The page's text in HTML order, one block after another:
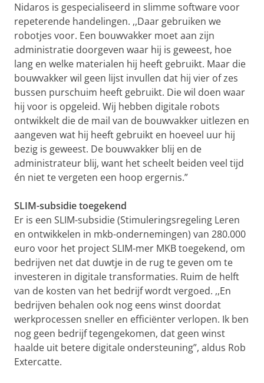
Nidaros is gespecialiseerd in slimme software voor
repeterende handelingen. ,,Daar gebruiken we
robotjes voor. Een bouwvakker moet aan zijn
administratie doorgeven waar hij is geweest, hoe
lang en welke materialen hij heeft gebruikt. Maar die
bouwvakker wil geen lijst invullen dat hij vier of zes
bussen purschuim heeft gebruikt. Die wil doen waar
hij voor is opgeleid. Wij hebben digitale robots
ontwikkelt die de mail van de bouwvakker uitlezen en
aangeven wat hij heeft gebruikt en hoeveel uur hij
bezig is geweest. De bouwvakker blij en de
administrateur blij, want het scheelt beiden veel tijd
én niet te vergeten een hoop ergernis.”
SLIM-subsidie toegekend
Er is een SLIM-subsidie (Stimuleringsregeling Leren
en ontwikkelen in mkb-ondernemingen) van 280.000
euro voor het project SLIM-mer MKB toegekend, om
bedrijven net dat duwtje in de rug te geven om te
investeren in digitale transformaties. Ruim de helft
van de kosten van het bedrijf wordt vergoed. ,,En
bedrijven behalen ook nog eens winst doordat
werkprocessen sneller en efficiënter verlopen. Ik ben
nog geen bedrijf tegengekomen, dat geen winst
haalde uit betere digitale ondersteuning”, aldus Rob
Extercatte.